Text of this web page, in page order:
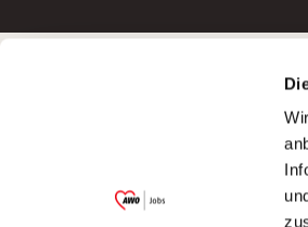
Garitz Bewirtschaftungsbetriebe
(Ein Tochterunternehmen des AWO
Bezirksverbandes Unterfranken e.V.)